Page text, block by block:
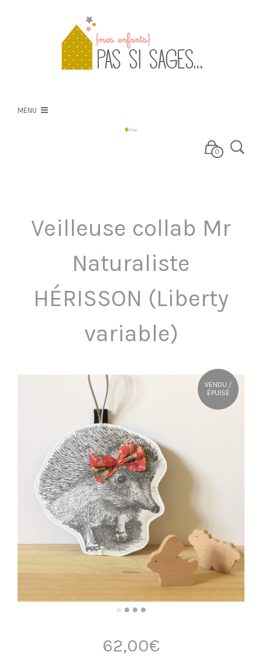
MENU
0
Veilleuse collab Mr
Naturaliste
HÉRISSON (Liberty
variable)
VENDU /
ÉPUISÉ
62,00€
OÙ NOUS TROUVER ?